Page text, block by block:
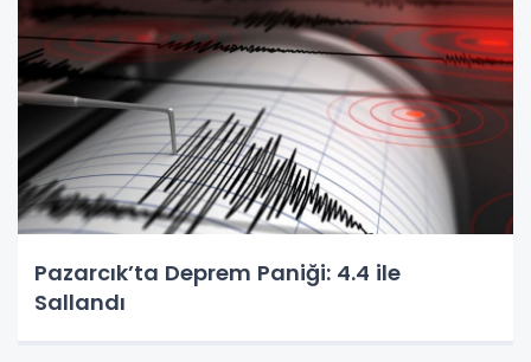
Pazarcık’ta Deprem Paniği: 4.4 ile
Sallandı